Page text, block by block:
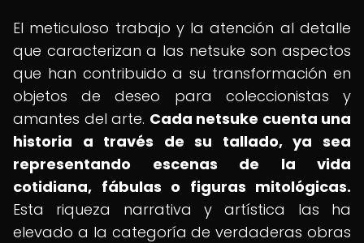
El meticuloso trabajo y la atención al detalle
que caracterizan a las netsuke son aspectos
que han contribuido a su transformación en
objetos de deseo para coleccionistas y
amantes del arte. Cada netsuke cuenta una
historia a través de su tallado, ya sea
representando escenas de la vida
cotidiana, fábulas o figuras mitológicas.
Esta riqueza narrativa y artística las ha
elevado a la categoría de verdaderas obras